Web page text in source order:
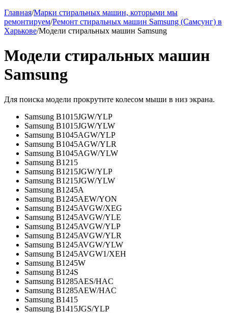
Главная/Марки стиральных машин, которыми мы
ремонтируем/Ремонт стиральных машин Samsung (Самсунг) в
Харькове/Модели стиральных машин Samsung
Модели стиральных машин
Samsung
Для поиска модели прокрутите колесом мыши в низ экрана.
Samsung B1015JGW/YLP
Samsung B1015JGW/YLW
Samsung B1045AGW/YLP
Samsung B1045AGW/YLR
Samsung B1045AGW/YLW
Samsung B1215
Samsung B1215JGW/YLP
Samsung B1215JGW/YLW
Samsung B1245A
Samsung B1245AEW/YON
Samsung B1245AVGW/XEG
Samsung B1245AVGW/YLE
Samsung B1245AVGW/YLP
Samsung B1245AVGW/YLR
Samsung B1245AVGW/YLW
Samsung B1245AVGW1/XEH
Samsung B1245W
Samsung B124S
Samsung B1285AES/HAC
Samsung B1285AEW/HAC
Samsung B1415
Samsung B1415JGS/YLP